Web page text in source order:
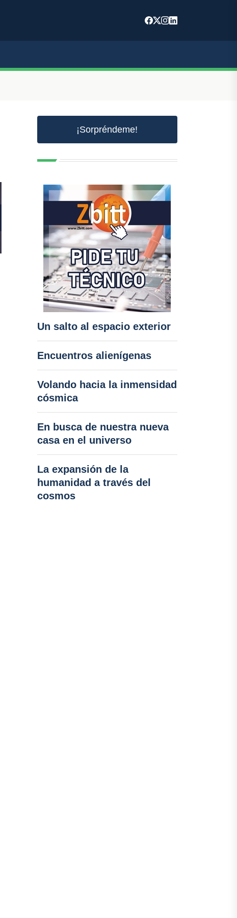
¡Sorpréndeme!
Un salto al espacio exterior
Encuentros alienígenas
Volando hacia la inmensidad
cósmica
En busca de nuestra nueva
casa en el universo
La expansión de la
humanidad a través del
cosmos